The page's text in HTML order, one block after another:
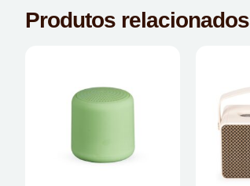
Produtos relacionados